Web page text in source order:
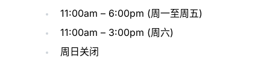
11:00am – 6:00pm (周一至周五)
11:00am – 3:00pm (周六)
周日关闭